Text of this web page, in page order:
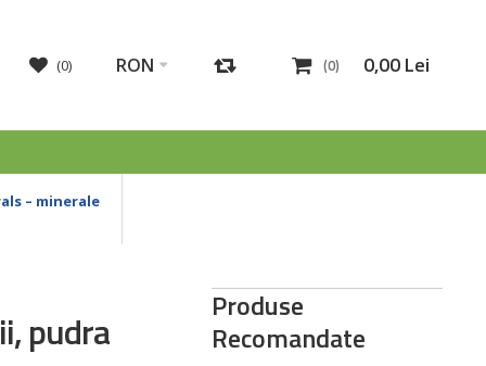
0 RON 0 0,00Lei
– minerale
pudra
Produse
Recomandate